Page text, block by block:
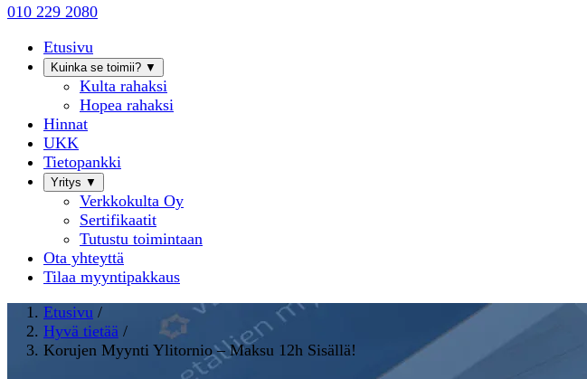
010 229 2080
Etusivu
Kuinka se toimii? ▼
Kulta rahaksi
Hopea rahaksi
Hinnat
UKK
Tietopankki
Yritys ▼
Verkkokulta Oy
Sertifikaatit
Tutustu toimintaan
Ota yhteyttä
Tilaa myyntipakkaus
Etusivu /
Hyvä tietää /
Korujen Myynti Ylitornio – Maksu 12h Sisällä!